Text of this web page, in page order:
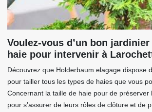
Voulez-vous d’un bon
haie pour intervenir à
Découvrez que Holderbaum elagage dispose
pour tailler tous les types de haies que vous
Concernant la taille de haie pour de préserver
pour s’assurer de leurs rôles de clôture et de